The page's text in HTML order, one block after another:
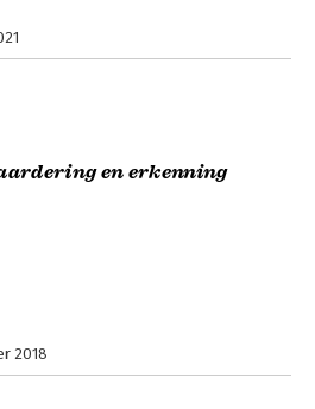
en erkenning
2018